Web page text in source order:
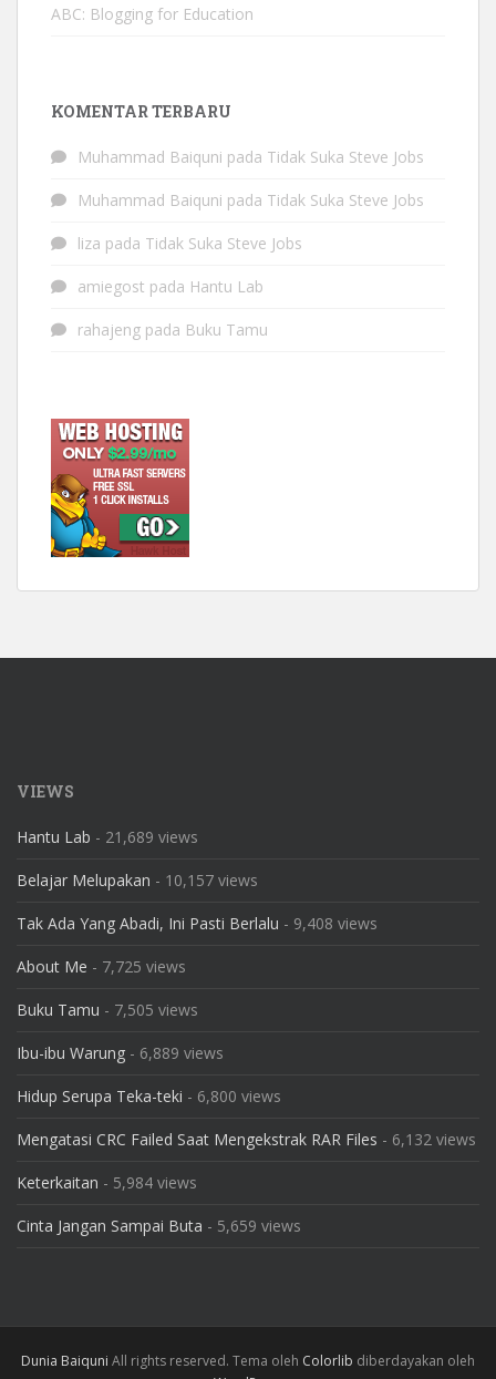
ABC: Blogging for Education
KOMENTAR TERBARU
Muhammad Baiquni pada Tidak Suka Steve Jobs
Muhammad Baiquni pada Tidak Suka Steve Jobs
liza pada Tidak Suka Steve Jobs
amiegost pada Hantu Lab
rahajeng pada Buku Tamu
VIEWS
Hantu Lab - 21,689 views
Belajar Melupakan - 10,157 views
Tak Ada Yang Abadi, Ini Pasti Berlalu - 9,408 views
About Me - 7,725 views
Buku Tamu - 7,505 views
Ibu-ibu Warung - 6,889 views
Hidup Serupa Teka-teki - 6,800 views
Mengatasi CRC Failed Saat Mengekstrak RAR Files - 6,132 views
Keterkaitan - 5,984 views
Cinta Jangan Sampai Buta - 5,659 views
Dunia Baiquni All rights reserved. Tema oleh Colorlib diberdayakan oleh